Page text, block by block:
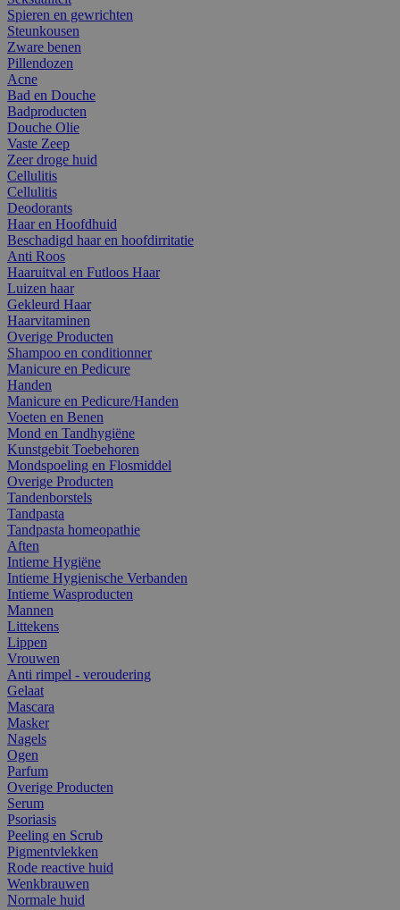
Spieren en gewrichten
Steunkousen
Zware benen
Pillendozen
Acne
Bad en Douche
Badproducten
Douche Olie
Vaste Zeep
Zeer droge huid
Cellulitis
Cellulitis
Deodorants
Haar en Hoofdhuid
Beschadigd haar en hoofdirritatie
Anti Roos
Haaruitval en Futloos Haar
Luizen haar
Gekleurd Haar
Haarvitaminen
Overige Producten
Shampoo en conditionner
Manicure en Pedicure
Handen
Manicure en Pedicure/Handen
Voeten en Benen
Mond en Tandhygiëne
Kunstgebit Toebehoren
Mondspoeling en Flosmiddel
Overige Producten
Tandenborstels
Tandpasta
Tandpasta homeopathie
Aften
Intieme Hygiëne
Intieme Hygienische Verbanden
Intieme Wasproducten
Mannen
Littekens
Lippen
Vrouwen
Anti rimpel - veroudering
Gelaat
Mascara
Masker
Nagels
Ogen
Parfum
Overige Producten
Serum
Psoriasis
Peeling en Scrub
Pigmentvlekken
Rode reactive huid
Wenkbrauwen
Normale huid